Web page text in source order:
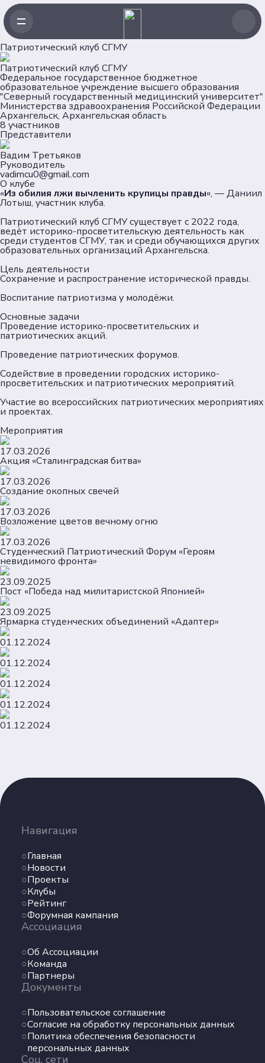
Патриотический клуб СГМУ
Патриотический клуб СГМУ
Федеральное государственное бюджетное
образовательное учреждение высшего образования
"Северный государственный медицинский университет"
Министерства здравоохранения Российской Федерации
Архангельск, Архангельская область
8 участников
Представители
Вадим Третьяков
Руководитель
vadimcu0@gmail.com
О клубе
«Из обилия лжи вычленить крупицы правды«, — Даниил
Лотыш, участник клуба.
Патриотический клуб СГМУ существует с 2022 года,
ведёт историко-просветительскую деятельность как
среди студентов СГМУ, так и среди обучающихся других
образовательных организаций Архангельска.
Цель деятельности
Сохранение и распространение исторической правды.
Воспитание патриотизма у молодёжи.
Основные задачи
Проведение историко-просветительских и
патриотических акций.
Проведение патриотических форумов.
Содействие в проведении городских историко-
просветительских и патриотических мероприятий.
Участие во всероссийских патриотических мероприятиях
и проектах.
Мероприятия
17.03.2026
Акция «Сталинградская битва»
17.03.2026
Создание окопных свечей
17.03.2026
Возложение цветов вечному огню
17.03.2026
Студенческий Патриотический Форум «Героям
невидимого фронта»
23.09.2025
Пост «Победа над милитаристской Японией»
23.09.2025
Ярмарка студенческих объединений «Адаптер»
01.12.2024
01.12.2024
01.12.2024
01.12.2024
01.12.2024
Навигация
Главная
Новости
Проекты
Клубы
Рейтинг
Форумная кампания
Ассоциация
Об Ассоциации
Команда
Партнеры
Документы
Пользовательское соглашение
Согласие на обработку персональных данных
Политика обеспечения безопасности
персональных данных
Соц. сети
Главная
Новости
Проекты
Клубы
Рейтинг
Форумная кампания
Об Ассоциации
Команда
Партнеры
Пользовательское соглашение
Согласие на обработку персональных данных
Политика обеспечения безопасности
персональных данных
сети
Телеграм